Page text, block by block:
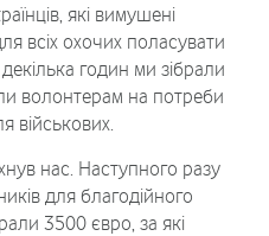
які вимушені
всіх охочих поласувати
годин ми зібрали
волонтерам на потреби
військових.
нас. Наступного разу
для благодійного
3500 євро, за які